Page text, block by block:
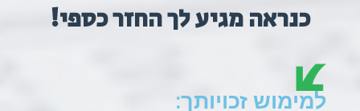
כנראה מגיע לך החזר כספי!
למימוש זכויותך: